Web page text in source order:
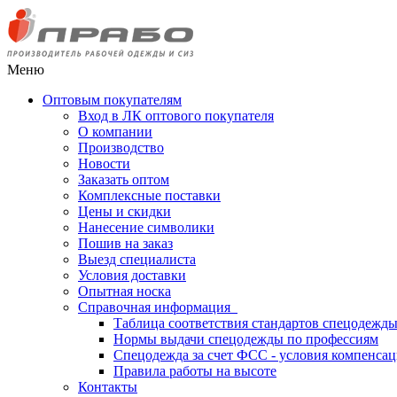
Меню
Оптовым покупателям
Вход в ЛК оптового покупателя
О компании
Производство
Новости
Заказать оптом
Комплексные поставки
Цены и скидки
Нанесение символики
Пошив на заказ
Выезд специалиста
Условия доставки
Опытная носка
Справочная информация
Таблица соответствия стандартов спецодежды
Нормы выдачи спецодежды по профессиям
Спецодежда за счет ФСС - условия
Правила работы на высоте
Контакты